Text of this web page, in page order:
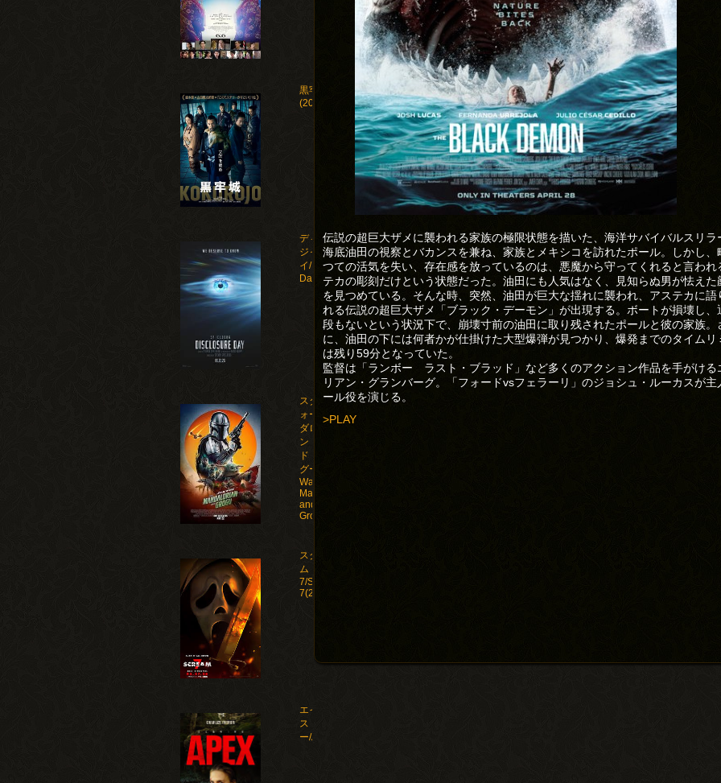
黒牢城
(2026)
ディスクロー
ジャー・デ
イ/Disclosure
Day(2026)
スター・ウ
ォーズ マン
ダロリア
ン・アン
ド・グロー
グー/Star
Wars: The
Mandalorian
and
Grogu(2026)
スクリー
ム
7/Scream
7(2026)
エイペック
ス・プレデタ
ー/Apex(2026)
伝説の超巨大ザメに襲われる家族の極限状態を描いた、海洋サバイバルスリラ
海底油田の視察とバカンスを兼ね、家族とメキシコを訪れたポール。しかし、
つての活気を失い、存在感を放っているのは、悪魔から守ってくれると言われ
テカの彫刻だけという状態だった。油田にも人気はなく、見知らぬ男が怯えた
を見つめている。そんな時、突然、油田が巨大な揺れに襲われ、アステカに語
れる伝説の超巨大ザメ「ブラック・デーモン」が出現する。ボートが損壊し、
段もないという状況下で、崩壊寸前の油田に取り残されたポールと彼の家族。
に、油田の下には何者かが仕掛けた大型爆弾が見つかり、爆発までのタイムリ
は残り59分となっていた。
監督は「ランボー ラスト・ブラッド」など多くのアクション作品を手がける
リアン・グランバーグ。「フォードvsフェラーリ」のジョシュ・ルーカスが主
ール役を演じる。
>PLAY